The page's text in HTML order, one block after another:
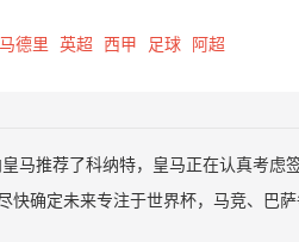
德里 英超 西甲 足球 阿超
马推荐了科纳特，皇马正在认真考虑
快确定未来专注于世界杯，马竞、巴萨